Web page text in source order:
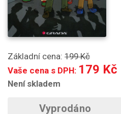
Základní cena: 199 Kč
Vaše cena s DPH: 179 Kč
Není skladem
Vyprodáno